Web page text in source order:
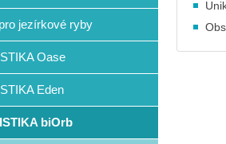
jezírkové ryby
Oase
Eden
biOrb